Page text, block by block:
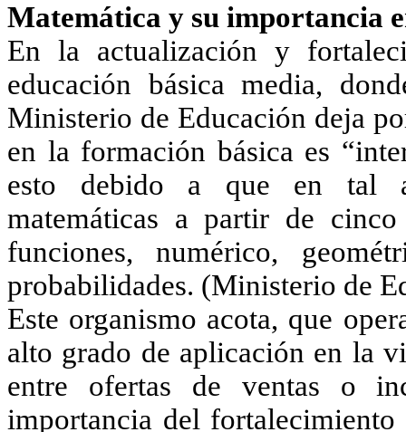
Matemática y su importancia
En la actualización y
educación básica media,
Ministerio de Educación deja
en la formación básica es
esto debido a que en tal
matemáticas a partir de
funciones, numérico,
probabilidades. (Ministerio de
Este organismo acota, que
alto grado de aplicación en la
entre ofertas de ventas o
importancia del fortalecimiento